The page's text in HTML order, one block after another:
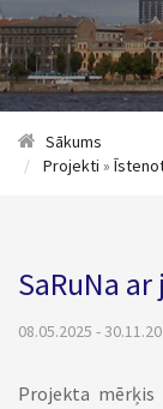
Sākums
Projekti »
SaRuNa
08.05.2025 -
Projekta mērķis